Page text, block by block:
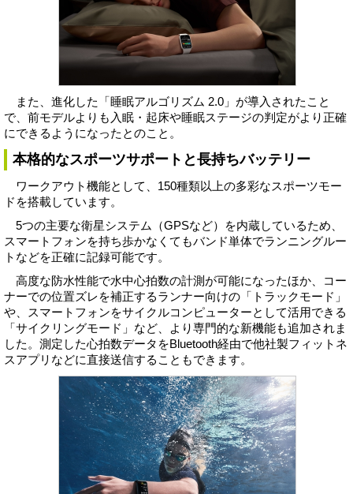
また、進化した「睡眠アルゴリズム 2.0」が導入されたこと
で、前モデルよりも入眠・起床や睡眠ステージの判定がより正確
にできるようになったとのこと。
本格的なスポーツサポートと長持ちバッテリー
ワークアウト機能として、150種類以上の多彩なスポーツモー
ドを搭載しています。
5つの主要な衛星システム（GPSなど）を内蔵しているため、
スマートフォンを持ち歩かなくてもバンド単体でランニングルー
トなどを正確に記録可能です。
高度な防水性能で水中心拍数の計測が可能になったほか、コー
ナーでの位置ズレを補正するランナー向けの「トラックモード」
や、スマートフォンをサイクルコンピューターとして活用できる
「サイクリングモード」など、より専門的な新機能も追加されま
した。測定した心拍数データをBluetooth経由で他社製フィットネ
スアプリなどに直接送信することもできます。